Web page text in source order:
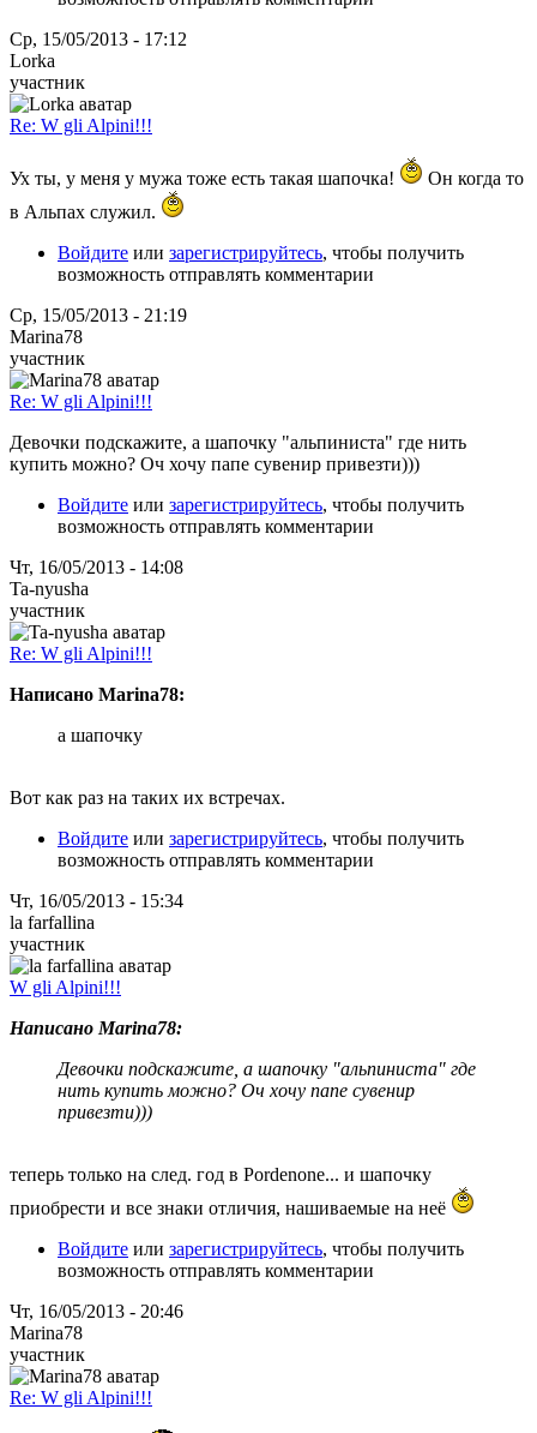
Ср, 15/05/2013 - 17:12
Lorka
участник
Re: W gli Alpini!!!
Ух ты, у меня у мужа тоже есть такая шапочка!
Он когда то
в Альпах служил.
Войдите или зарегистрируйтесь, чтобы получить
возможность отправлять комментарии
Ср, 15/05/2013 - 21:19
Marina78
участник
Re: W gli Alpini!!!
Девочки подскажите, а шапочку "альпиниста" где нить
купить можно? Оч хочу папе сувенир привезти)))
Войдите или зарегистрируйтесь, чтобы получить
возможность отправлять комментарии
Чт, 16/05/2013 - 14:08
Ta-nyusha
участник
Re: W gli Alpini!!!
Написано Marina78:
а шапочку
Вот как раз на таких их встречах.
Войдите или зарегистрируйтесь, чтобы получить
возможность отправлять комментарии
Чт, 16/05/2013 - 15:34
la farfallina
участник
W gli Alpini!!!
Написано Marina78:
Девочки подскажите, а шапочку "альпиниста" где
нить купить можно? Оч хочу папе сувенир
привезти)))
теперь только на след. год в Pordenone... и шапочку
приобрести и все знаки отличия, нашиваемые на неё
Войдите или зарегистрируйтесь, чтобы получить
возможность отправлять комментарии
Чт, 16/05/2013 - 20:46
Marina78
участник
Re: W gli Alpini!!!